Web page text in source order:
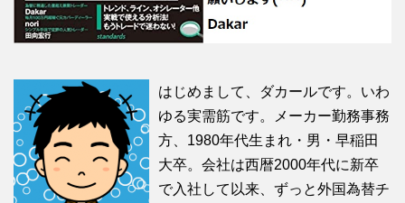
はじめまして、ダカールです。いわ
ゆる実需筋です。メーカー勤務事務
方、1980年代生まれ・男・早稲田
大卒。会社は西暦2000年代に新卒
で入社して以来、ずっと外国為替チ